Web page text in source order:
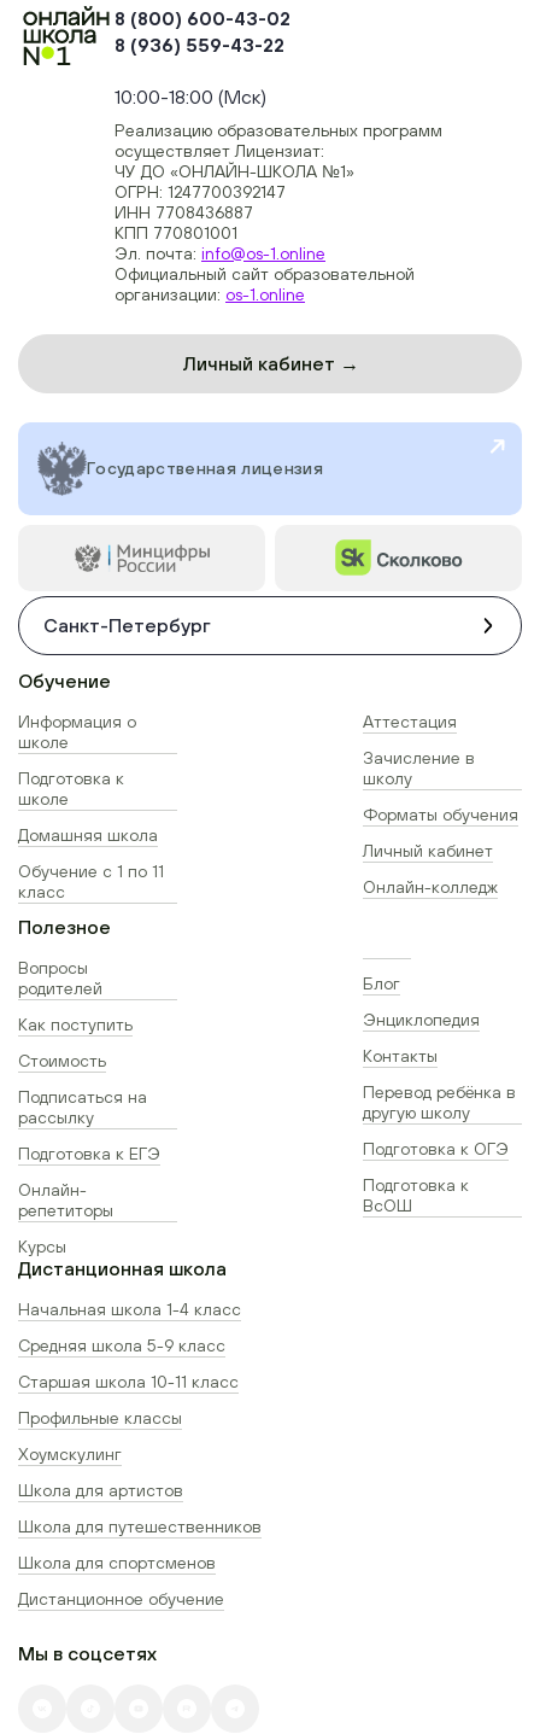
8 (800) 600-43-02
8 (936) 559-43-22
10:00-18:00 (Мск)
Реализацию образовательных программ
осуществляет Лицензиат:
ЧУ ДО «ОНЛАЙН-ШКОЛА №1»
ОГРН: 1247700392147
ИНН 7708436887
КПП 770801001
Эл. почта: info@os-1.online
Официальный сайт образовательной
организации: os-1.online
Личный кабинет →
Государственная лицензия
Санкт-Петербург
Обучение
Информация о
школе
Подготовка к
школе
Домашняя школа
Обучение с 1 по 11
класс
Аттестация
Зачисление в
школу
Форматы обучения
Личный кабинет
Онлайн-колледж
Полезное
Вопросы
родителей
Как поступить
Стоимость
Подписаться на
рассылку
Подготовка к ЕГЭ
Онлайн-
репетиторы
Курсы
Блог
Энциклопедия
Контакты
Перевод ребёнка в
другую школу
Подготовка к ОГЭ
Подготовка к
ВсОШ
Дистанционная школа
Начальная школа 1-4 класс
Средняя школа 5-9 класс
Старшая школа 10-11 класс
Профильные классы
Хоумскулинг
Школа для артистов
Школа для путешественников
Школа для спортсменов
Дистанционное обучение
Мы в соцсетях